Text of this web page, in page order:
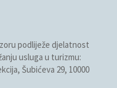
podliježe djelatnost
usluga u turizmu:
Šubićeva 29, 10000